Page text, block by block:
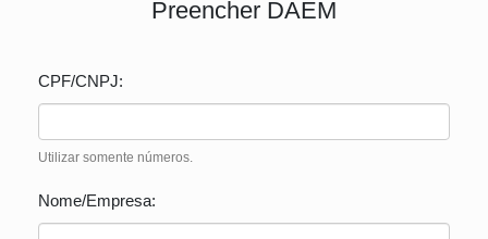
Preencher DAEM
CPF/CNPJ:
Utilizar somente números.
Nome/Empresa: